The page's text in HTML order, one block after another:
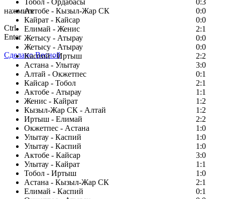
Тобол - Ордабасы
0:3
Актобе - Кызыл-Жар СК
0:0
Кайрат - Кайсар
0:0
Елимай - Женис
2:1
Жетысу - Атырау
0:0
Жетысу - Атырау
0:0
Каспий - Иртыш
2:2
Астана - Улытау
3:0
Алтай - Окжетпес
0:1
Кайсар - Тобол
2:1
Актобе - Атырау
1:1
Женис - Кайрат
1:2
Кызыл-Жар СК - Алтай
1:2
Иртыш - Елимай
2:2
Окжетпес - Астана
1:0
Улытау - Каспий
1:0
Улытау - Каспий
1:0
Актобе - Кайсар
3:0
Улытау - Кайрат
1:1
Тобол - Иртыш
1:0
Астана - Кызыл-Жар СК
2:1
Елимай - Каспий
0:1
нажмите
Ctrl
Enter
Сделано Весной